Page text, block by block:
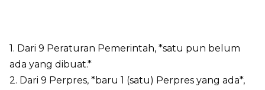
1. Dari 9 Peraturan Pemerintah, *satu pun belum
ada yang dibuat.*
2. Dari 9 Perpres, *baru 1 (satu) Perpres yang ada*,